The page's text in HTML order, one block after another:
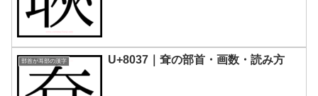
部首が耳部の漢字 U+8037｜耷の部首・画数・読み方